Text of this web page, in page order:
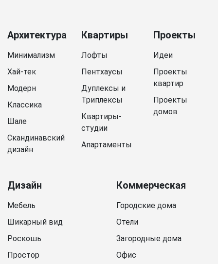
Архитектура
Минимализм
Хай-тек
Модерн
Классика
Шале
Скандинавский
дизайн
Квартиры
Лофты
Пентхаусы
Дуплексы и
Триплексы
Квартиры-
студии
Апартаменты
Проекты
Идеи
Проекты
квартир
Проекты
домов
Дизайн
Мебель
Шикарный вид
Роскошь
Простор
Коммерческая
Городские дома
Отели
Загородные дома
Офис